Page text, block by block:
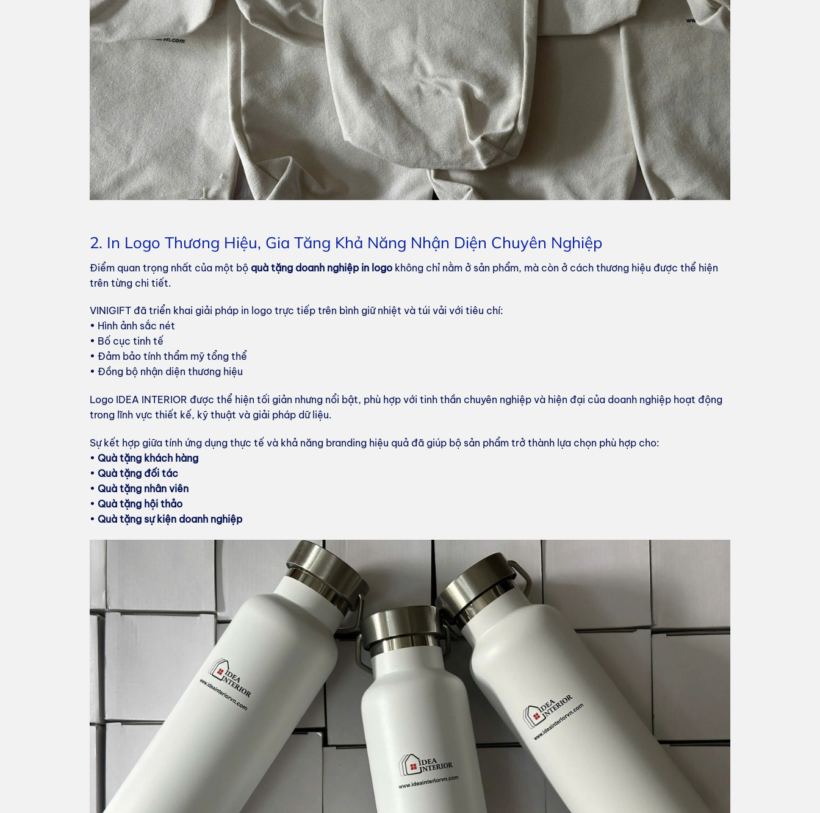
2. In Logo Thương Hiệu, Gia Tăng Khả Năng Nhận Diện Chuyên Nghiệp
Điểm quan trọng nhất của một bộ quà tặng doanh nghiệp in logo không chỉ nằm ở sản phẩm, mà còn ở cách thương hiệu được thể hiện
trên từng chi tiết.
VINIGIFT đã triển khai giải pháp in logo trực tiếp trên bình giữ nhiệt và túi vải với tiêu chí:
• Hình ảnh sắc nét
• Bố cục tinh tế
• Đảm bảo tính thẩm mỹ tổng thể
• Đồng bộ nhận diện thương hiệu
Logo IDEA INTERIOR được thể hiện tối giản nhưng nổi bật, phù hợp với tinh thần chuyên nghiệp và hiện đại của doanh nghiệp hoạt động
trong lĩnh vực thiết kế, kỹ thuật và giải pháp dữ liệu.
Sự kết hợp giữa tính ứng dụng thực tế và khả năng branding hiệu quả đã giúp bộ sản phẩm trở thành lựa chọn phù hợp cho:
• Quà tặng khách hàng
• Quà tặng đối tác
• Quà tặng nhân viên
• Quà tặng hội thảo
• Quà tặng sự kiện doanh nghiệp